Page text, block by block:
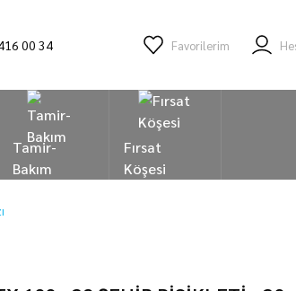
00 34 Favorilerim
Tamir-
Bakım
Fırsat
Köşesi